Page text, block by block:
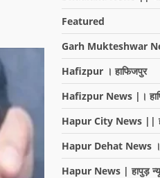
Featured
Garh Mukteshwar
Hafizpur । हाफिजपुर
Hafizpur News |।
Hapur City News ||
Hapur Dehat News ।
Hapur News | हापुड़